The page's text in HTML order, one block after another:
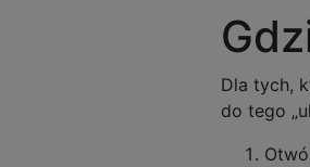
Dla tych,
do tego